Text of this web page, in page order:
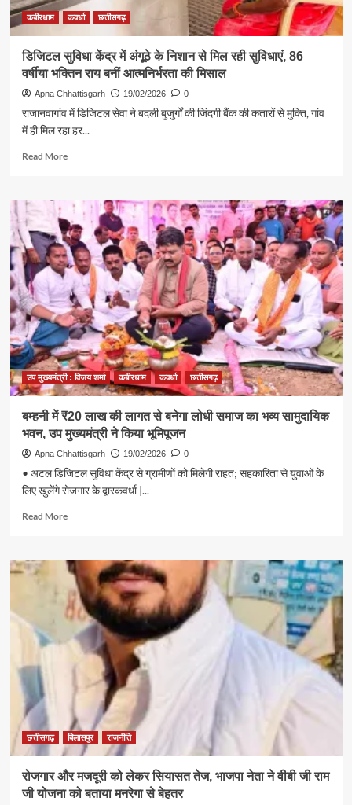
शांति
हवन
श्रद्धांजलि
सभा
कबीरधाम कवर्धा छत्तीसगढ़
डिजिटल सुविधा केंद्र में अंगूठे के निशान से मिल रही सुविधाएं, 86
वर्षीया भक्तिन राय बनीं आत्मनिर्भरता की मिसाल
Apna Chhattisgarh 19/02/2026 0
राजानवागांव में डिजिटल सेवा ने बदली बुजुर्गों की जिंदगी बैंक की कतारों से मुक्ति, गांव
में ही मिल रहा हर...
Read MoreRead
डिजिटल
सुविधा
केंद्र
में
अंगूठे
के
निशान
से
मिल
रही
सुविधाएं,
86
वर्षीया
भक्तिन
राय
बनीं
आत्मनिर्भरता
की
मिसाल
उप मुख्यमंत्री : विजय शर्मा कबीरधाम कवर्धा छत्तीसगढ़
बम्हनी में ₹20 लाख की लागत से बनेगा लोधी समाज का भव्य सामुदायिक
भवन, उप मुख्यमंत्री ने किया भूमिपूजन
Apna Chhattisgarh 19/02/2026 0
• अटल डिजिटल सुविधा केंद्र से ग्रामीणों को मिलेगी राहत; सहकारिता से युवाओं के
लिए खुलेंगे रोजगार के द्वारकवर्धा |...
Read MoreRead
बम्हनी
में
₹20
लाख
की
लागत
बनेगा
समाज
भव्य
सामुदायिक
भवन,
उप
मुख्यमंत्री
ने
छत्तीसगढ़ बिलासपुर राजनीति
रोजगार और मजदूरी को लेकर सियासत तेज, भाजपा नेता ने वीबी जी राम
जी योजना को बताया मनरेगा से बेहतर